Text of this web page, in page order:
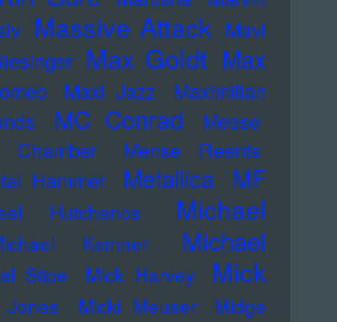
Massive Attack Mavi
Max Goldt Max
Maxi Jazz
Maximilian
MC Conrad
Meese
Chamber
Mense Reents
Hammer Metallica MF
Hutchence
Michael
Kemner
Michael
Stipe Mick Harvey
Mick
Micki Meuser
Midge